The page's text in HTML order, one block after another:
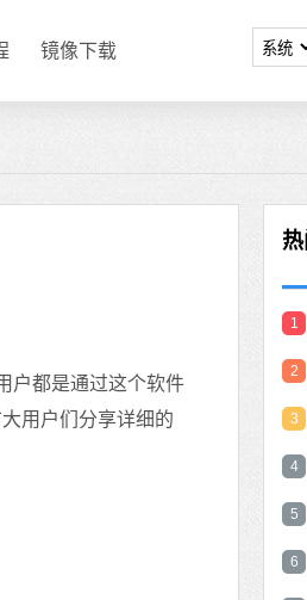
镜像下载
户都是通过这个软件
用户们分享详细的
1
2
3
4
5
6